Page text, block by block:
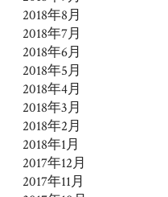
2018年8月
2018年7月
2018年6月
2018年5月
2018年4月
2018年3月
2018年2月
2018年1月
2017年12月
2017年11月